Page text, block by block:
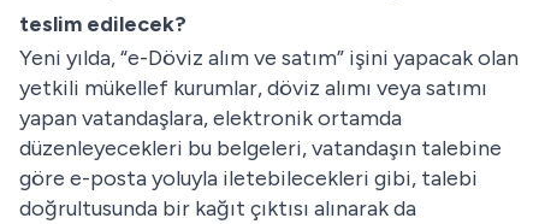
teslim edilecek?
Yeni yılda, “e-Döviz alım ve satım” işini yapacak olan
yetkili mükellef kurumlar, döviz alımı veya satımı
yapan vatandaşlara, elektronik ortamda
düzenleyecekleri bu belgeleri, vatandaşın talebine
göre e-posta yoluyla iletebilecekleri gibi, talebi
doğrultusunda bir kağıt çıktısı alınarak da